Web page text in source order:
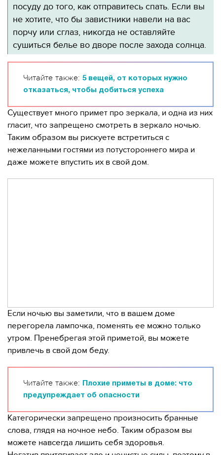
посуду до того, как отправитесь спать. Если вы
не хотите, что бы завистники навели на вас
порчу или сглаз, никогда не оставляйте
сушиться белье во дворе после захода солнца.
Читайте также: 5 вещей, от которых нужно
отказаться, чтобы добиться успеха
Существует много примет про зеркала, и одна из них
гласит, что запрещено смотреть в зеркало ночью.
Таким образом вы рискуете встретиться с
нежеланными гостями из потустороннего мира и
даже можете впустить их в свой дом.
Если ночью вы заметили, что в вашем доме
перегорела лампочка, поменять ее можно только
утром. Пренебрегая этой приметой, вы можете
привлечь в свой дом беду.
Читайте также:
Плохие приметы в доме: что
предупреждает об опасности
Категорически запрещено произносить бранные
слова, глядя на ночное небо. Таким образом вы
можете навсегда лишить себя здоровья.